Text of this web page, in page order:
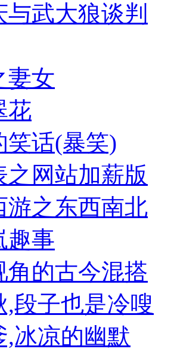
与武大狼谈判
妻女
花
笑话(暴笑)
之网站加薪版
游之东西南北
趣事
角的古今混搭
,段子也是冷嗖
,冰凉的幽默